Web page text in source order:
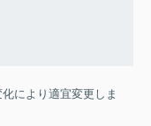
により適宜変更しま